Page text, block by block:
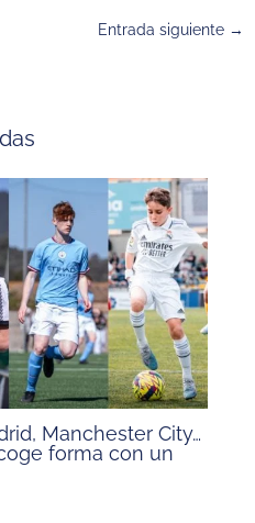
Entrada siguiente →
Manchester City…
forma con un